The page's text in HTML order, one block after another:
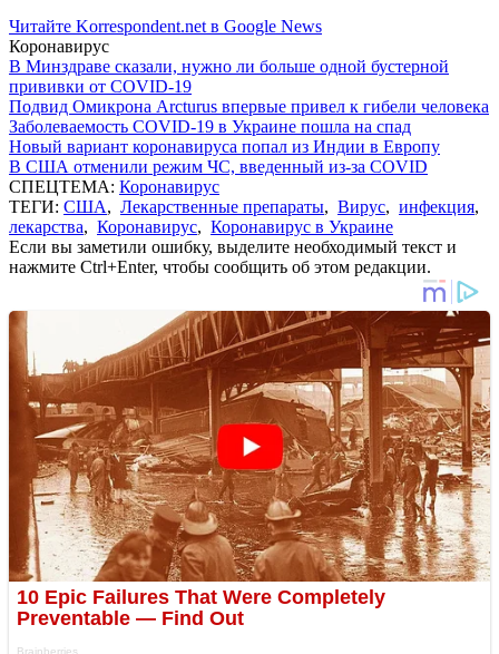
Читайте Korrespondent.net в Google News
Коронавирус
В Минздраве сказали, нужно ли больше одной бустерной
прививки от COVID-19
Подвид Омикрона Arcturus впервые привел к гибели человека
Заболеваемость COVID-19 в Украине пошла на спад
Новый вариант коронавируса попал из Индии в Европу
В США отменили режим ЧС, введенный из-за COVID
СПЕЦТЕМА: Коронавирус
ТЕГИ: США, Лекарственные препараты, Вирус, инфекция,
лекарства, Коронавирус, Коронавирус в Украине
Если вы заметили ошибку, выделите необходимый текст и
нажмите Ctrl+Enter, чтобы сообщить об этом редакции.